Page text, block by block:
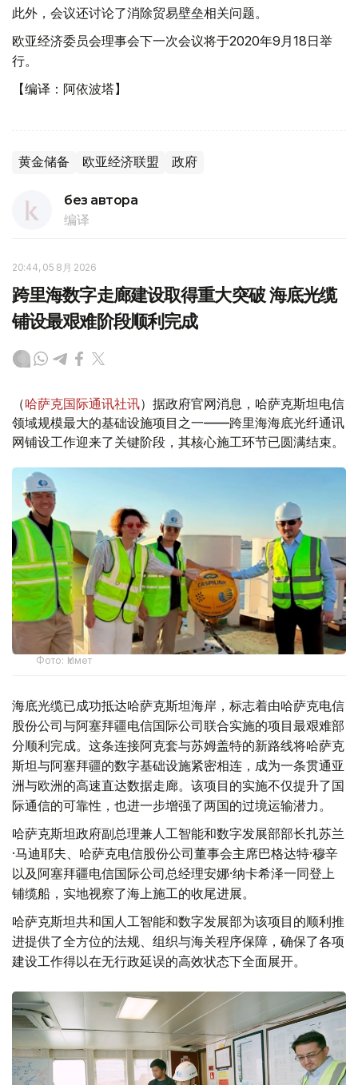
此外，会议还讨论了消除贸易壁垒相关问题。
欧亚经济委员会理事会下一次会议将于2020年9月18日举
行。
【编译：阿依波塔】
黄金储备 欧亚经济联盟 政府
без автора
编译
20:44, 05 8月 2026
跨里海数字走廊建设取得重大突破 海底光缆
铺设最艰难阶段顺利完成
（哈萨克国际通讯社讯）据政府官网消息，哈萨克斯坦电信
领域规模最大的基础设施项目之一——跨里海海底光纤通讯
网铺设工作迎来了关键阶段，其核心施工环节已圆满结束。
Фото: Үкімет
海底光缆已成功抵达哈萨克斯坦海岸，标志着由哈萨克电信
股份公司与阿塞拜疆电信国际公司联合实施的项目最艰难部
分顺利完成。这条连接阿克套与苏姆盖特的新路线将哈萨克
斯坦与阿塞拜疆的数字基础设施紧密相连，成为一条贯通亚
洲与欧洲的高速直达数据走廊。该项目的实施不仅提升了国
际通信的可靠性，也进一步增强了两国的过境运输潜力。
哈萨克斯坦政府副总理兼人工智能和数字发展部部长扎苏兰
·马迪耶夫、哈萨克电信股份公司董事会主席巴格达特·穆辛
以及阿塞拜疆电信国际公司总经理安娜·纳卡希泽一同登上
铺缆船，实地视察了海上施工的收尾进展。
哈萨克斯坦共和国人工智能和数字发展部为该项目的顺利推
进提供了全方位的法规、组织与海关程序保障，确保了各项
建设工作得以在无行政延误的高效状态下全面展开。